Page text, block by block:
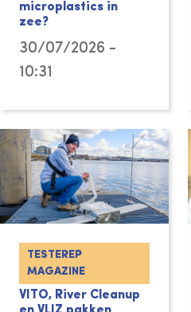
microplastics in
zee?
30/07/2026 -
10:31
TESTEREP
MAGAZINE
VITO, River Cleanup